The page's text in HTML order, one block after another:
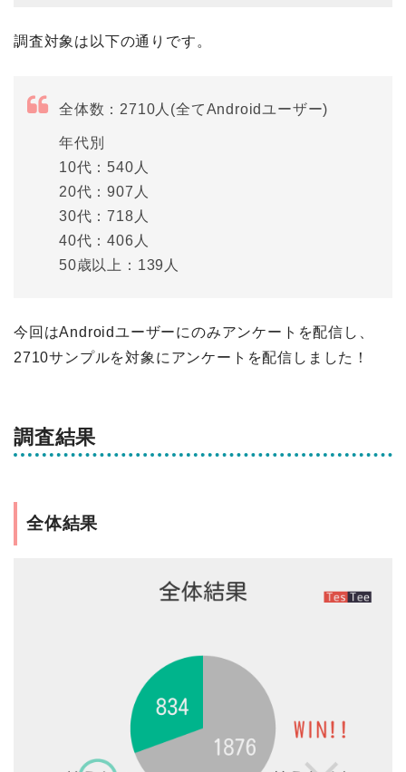
調査対象は以下の通りです。
全体数：2710人(全てAndroidユーザー)
年代別
10代：540人
20代：907人
30代：718人
40代：406人
50歳以上：139人
今回はAndroidユーザーにのみアンケートを配信し、
2710サンプルを対象にアンケートを配信しました！
調査結果
全体結果